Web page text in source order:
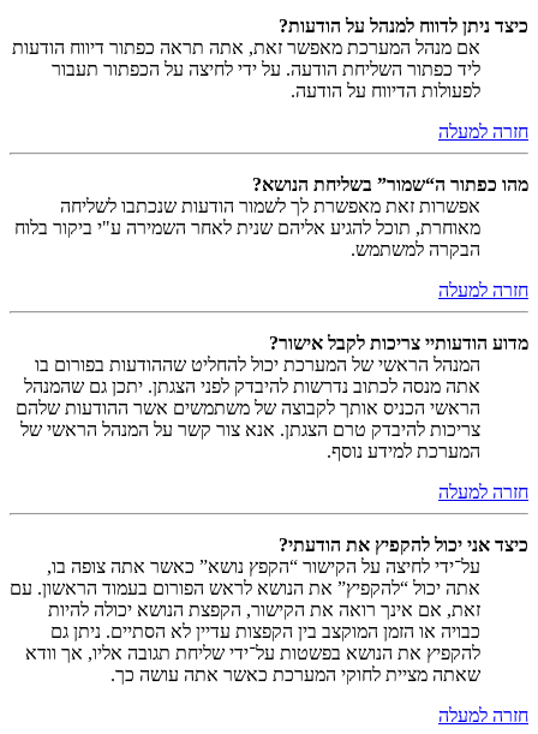
כיצד ניתן לדווח למנהל על הודעות?
אם מנהל המערכת מאפשר זאת, אתה תראה כפתור דיווח הודעות
ליד כפתור השליחת הודעה. על ידי לחיצה על הכפתור תעבור
לפעולות הדיווח על הודעה.
חזרה למעלה
מהו כפתור ה“שמור” בשליחת הנושא?
אפשרות זאת מאפשרת לך לשמור הודעות שנכתבו לשליחה
מאוחרת, תוכל להגיע אליהם שנית לאחר השמירה ע"י ביקור בלוח
הבקרה למשתמש.
חזרה למעלה
מדוע הודעותיי צריכות לקבל אישור?
המנהל הראשי של המערכת יכול להחליט שההודעות בפורום בו
אתה מנסה לכתוב נדרשות להיבדק לפני הצגתן. יתכן גם שהמנהל
הראשי הכניס אותך לקבוצה של משתמשים אשר ההודעות שלהם
צריכות להיבדק טרם הצגתן. אנא צור קשר על המנהל הראשי של
המערכת למידע נוסף.
חזרה למעלה
כיצד אני יכול להקפיץ את הודעתי?
על־ידי לחיצה על הקישור “הקפץ נושא” כאשר אתה צופה בו,
אתה יכול “להקפיץ” את הנושא לראש הפורום בעמוד הראשון. עם
זאת, אם אינך רואה את הקישור, הקפצת הנושא יכולה להיות
כבויה או הזמן המוקצב בין הקפצות עדיין לא הסתיים. ניתן גם
להקפיץ את הנושא בפשטות על־ידי שליחת תגובה אליו, אך וודא
שאתה מציית לחוקי המערכת כאשר אתה עושה כך.
חזרה למעלה